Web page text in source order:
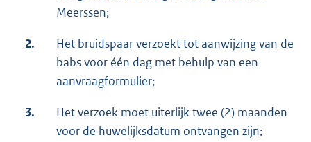
Meerssen;
2.
Het bruidspaar verzoekt tot aanwijzing van de
babs voor één dag met behulp van een
aanvraagformulier;
3.
Het verzoek moet uiterlijk twee (2) maanden
voor de huwelijksdatum ontvangen zijn;